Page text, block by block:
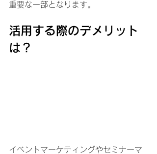
重要な一部となります。
活用する際のデメリット
は？
イベントマーケティングやセミナーマ